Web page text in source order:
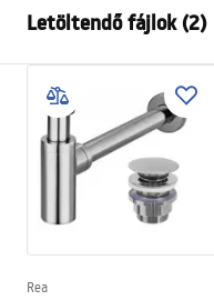
Anyag
Szín
Kivitel
Hosszúság
Szélesség
Forma
Letöltendő fájlok (2)
Telepítési utasítások
Basin.pdf
Garanciális
Rea